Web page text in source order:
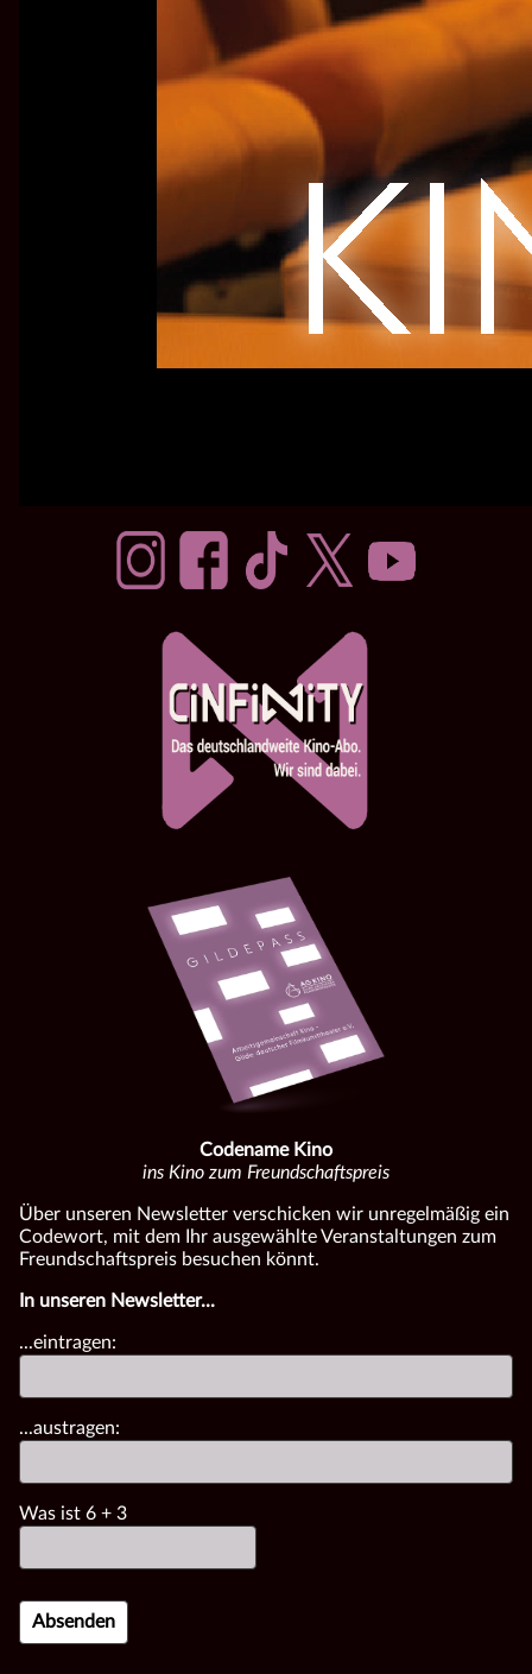
Codename Kino
ins Kino zum Freundschaftspreis
Über unseren Newsletter verschicken wir unregelmäßig ein
Codewort, mit dem Ihr ausgewählte Veranstaltungen zum
Freundschaftspreis besuchen könnt.
In unseren Newsletter...
...eintragen:
...austragen:
Was ist 6 + 3